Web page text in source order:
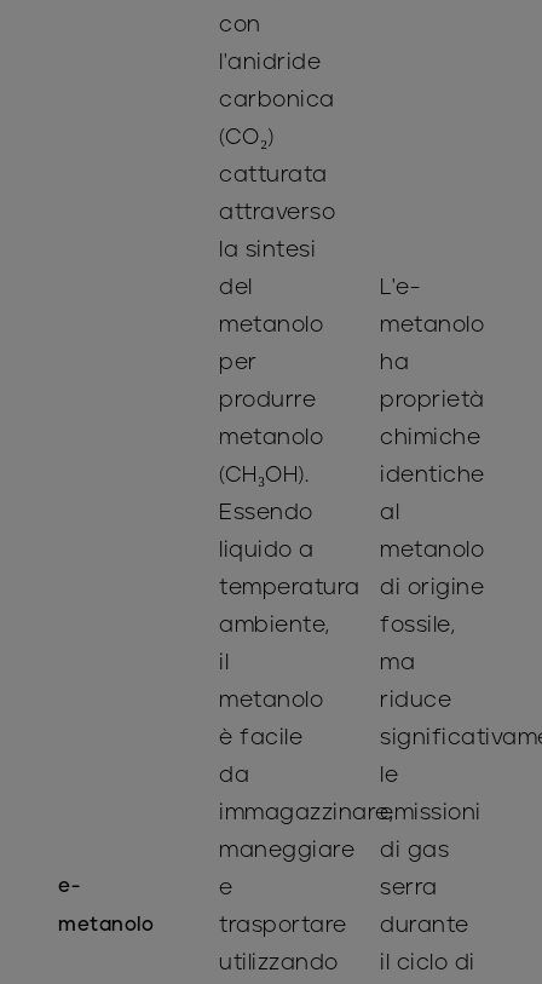
e-
metanolo
con
l'anidride
carbonica
(CO₂)
catturata
attraverso
la sintesi
del
metanolo
per
produrre
metanolo
(CH₃OH).
Essendo
liquido a
temperatura
ambiente,
il
metanolo
è facile
da
immagazzinare,
maneggiare
e
trasportare
utilizzando
L'e-
metanolo
ha
proprietà
chimiche
identiche
al
metanolo
di origine
fossile,
ma
riduce
le
emissioni
di gas
serra
durante
il ciclo di